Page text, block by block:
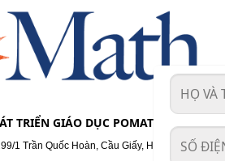
TRIỂN GIÁO DỤC POMATH
1 Trần Quốc Hoàn, Cầu Giấy, Hà Nội